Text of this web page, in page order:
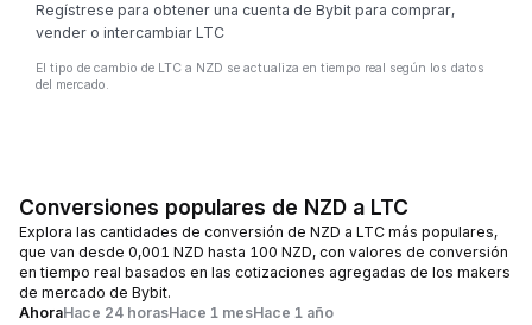
Regístrese para obtener una cuenta de Bybit para comprar,
vender o intercambiar LTC
El tipo de cambio de LTC a NZD se actualiza en tiempo real según los datos
del mercado.
Conversiones populares de NZD a LTC
Explora las cantidades de conversión de NZD a LTC más populares,
que van desde 0,001 NZD hasta 100 NZD, con valores de conversión
en tiempo real basados en las cotizaciones agregadas de los makers
de mercado de Bybit.
AhoraHace 24 horasHace 1 mesHace 1 año